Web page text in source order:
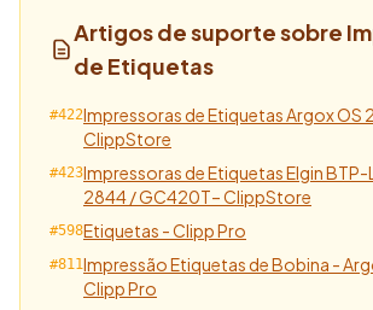
Artigos de suporte sobre
de Etiquetas
#422Impressoras de Etiquetas Argox OS
ClippStore
#423Impressoras de Etiquetas Elgin BTP-
2844 / GC420T– ClippStore
#598Etiquetas - Clipp Pro
#811Impressão Etiquetas de Bobina -
Clipp Pro